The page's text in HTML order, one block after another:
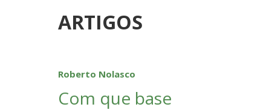
ARTIGOS
Roberto Nolasco
Com que base